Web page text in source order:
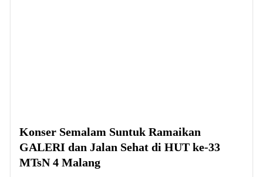
Konser Semalam Suntuk Ramaikan
GALERI dan Jalan Sehat di HUT ke-33
MTsN 4 Malang